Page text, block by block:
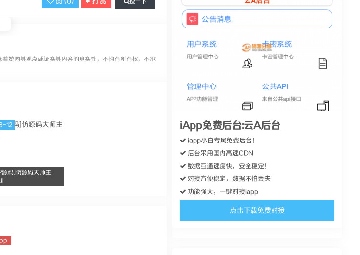
搜一下
赞同其观点或证实其内容的真实性，不拥有所有权，不承
源码]仿源码大师主
12 iApp免费后台:云A后台
iapp小白专属免费后台！
后台采用囯内高速CDN
数据互通速度快，安全稳定！
对接方便稳定，数据不怕丢失
功能强大，一键对接iapp
点击下载免费对接